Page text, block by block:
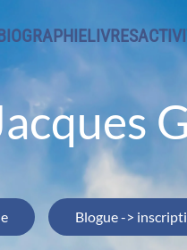
LIVRES
Blogue ->